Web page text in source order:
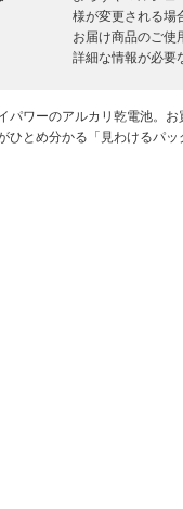
様が変更される場
お届け商品のご使
詳細な情報が必要
パワーのアルカリ乾電池。お
ひとめ分かる「見わけるパッ